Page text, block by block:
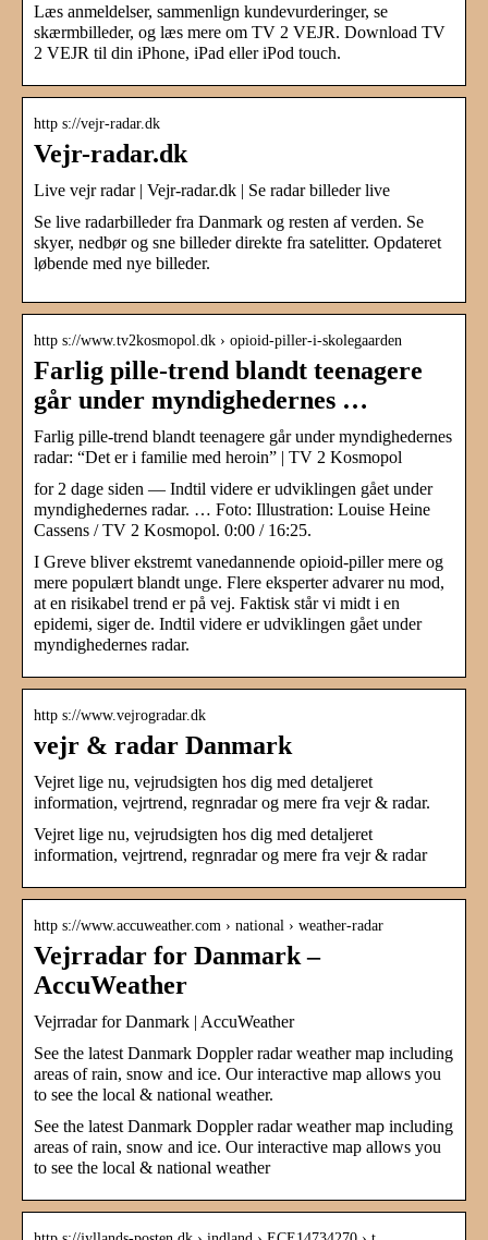
Læs anmeldelser, sammenlign kundevurderinger, se
skærmbilleder, og læs mere om TV 2 VEJR. Download TV
2 VEJR til din iPhone, iPad eller iPod touch.
http s://vejr-radar.dk
Vejr-radar.dk
Live vejr radar | Vejr-radar.dk | Se radar billeder live
Se live radarbilleder fra Danmark og resten af verden. Se
skyer, nedbør og sne billeder direkte fra satelitter. Opdateret
løbende med nye billeder.
http s://www.tv2kosmopol.dk › opioid-piller-i-skolegaarden
Farlig pille-trend blandt teenagere
går under myndighedernes …
Farlig pille-trend blandt teenagere går under myndighedernes
radar: “Det er i familie med heroin” | TV 2 Kosmopol
for 2 dage siden — Indtil videre er udviklingen gået under
myndighedernes radar. … Foto: Illustration: Louise Heine
Cassens / TV 2 Kosmopol. 0:00 / 16:25.
I Greve bliver ekstremt vanedannende opioid-piller mere og
mere populært blandt unge. Flere eksperter advarer nu mod,
at en risikabel trend er på vej. Faktisk står vi midt i en
epidemi, siger de. Indtil videre er udviklingen gået under
myndighedernes radar.
http s://www.vejrogradar.dk
vejr & radar Danmark
Vejret lige nu, vejrudsigten hos dig med detaljeret
information, vejrtrend, regnradar og mere fra vejr & radar.
Vejret lige nu, vejrudsigten hos dig med detaljeret
information, vejrtrend, regnradar og mere fra vejr & radar
http s://www.accuweather.com › national › weather-radar
Vejrradar for Danmark –
AccuWeather
Vejrradar for Danmark | AccuWeather
See the latest Danmark Doppler radar weather map including
areas of rain, snow and ice. Our interactive map allows you
to see the local & national weather.
See the latest Danmark Doppler radar weather map including
areas of rain, snow and ice. Our interactive map allows you
to see the local & national weather